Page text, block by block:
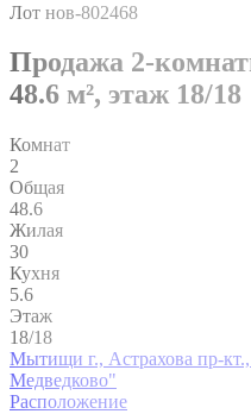
Лот нов-802468
Продажа 2-
48.6 м², этаж 18/18
Комнат
2
Общая
48.6
Жилая
30
Кухня
5.6
Этаж
18/18
Мытищи г., Астрахова пр-
Медведково"
Расположение